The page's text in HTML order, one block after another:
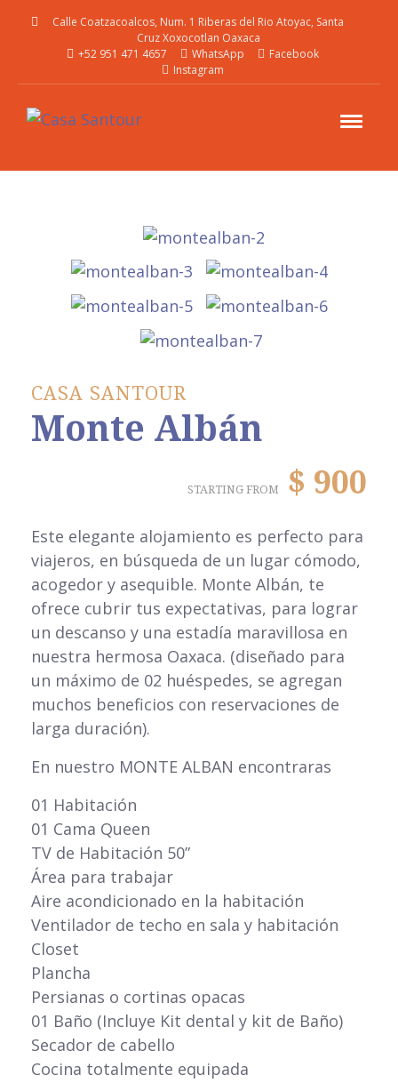
Calle Coatzacoalcos, Num. 1 Riberas del Rio Atoyac, Santa
Cruz Xoxocotlan Oaxaca
+52 951 471 4657
WhatsApp
Facebook
Instagram
Monte Albán
CASA SANTOUR
STARTING FROM $ 900
Este elegante alojamiento es perfecto para
viajeros, en búsqueda de un lugar cómodo,
acogedor y asequible. Monte Albán, te
ofrece cubrir tus expectativas, para lograr
un descanso y una estadía maravillosa en
nuestra hermosa Oaxaca. (diseñado para
un máximo de 02 huéspedes, se agregan
muchos beneficios con reservaciones de
larga duración).
En nuestro MONTE ALBAN encontraras
01 Habitación
01 Cama Queen
TV de Habitación 50”
Área para trabajar
Aire acondicionado en la habitación
Ventilador de techo en sala y habitación
Closet
Plancha
Persianas o cortinas opacas
01 Baño (Incluye Kit dental y kit de Baño)
Secador de cabello
Cocina totalmente equipada